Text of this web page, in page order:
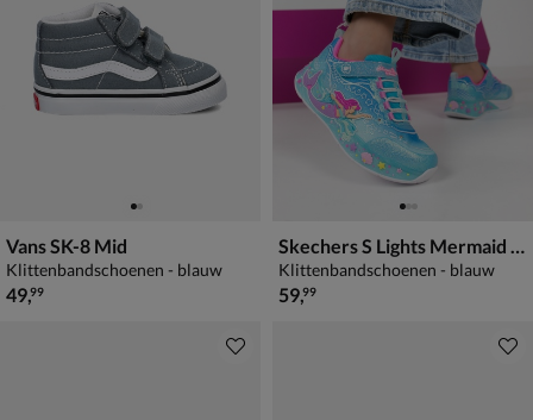
Vans SK-8 Mid
Klittenbandschoenen - blauw
€ 49,99
49,99
Skechers S Lights Mermaid Dreams
Klittenbandschoenen - blauw
€ 59,99
59,99